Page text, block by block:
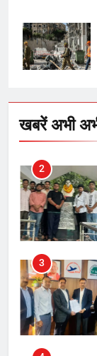
खबरें अभी
3
4